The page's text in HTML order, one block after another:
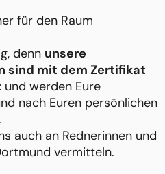
für den Raum
denn unsere
sind mit dem Zertifikat
und werden Eure
nach Euren persönlichen
auch an Rednerinnen und
vermitteln.